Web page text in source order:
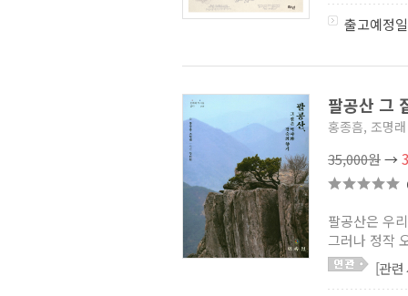
출고예정
팔공산 그
홍종흠, 조명래
35,000원→
팔공산은 우
그러나 정작
[관련